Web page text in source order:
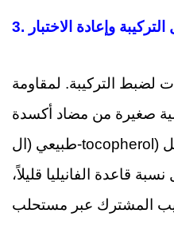
3. التركيبة وإعادة الاختبار
لضبط التركيبة. لمقاومة
صغيرة من مضاد أكسدة
طبيعي (ال-tocopherol) إلى المصفوفة. ولتقليل
قاعدة الفانيليا قليلاً،
المشترك عبر مستحلب